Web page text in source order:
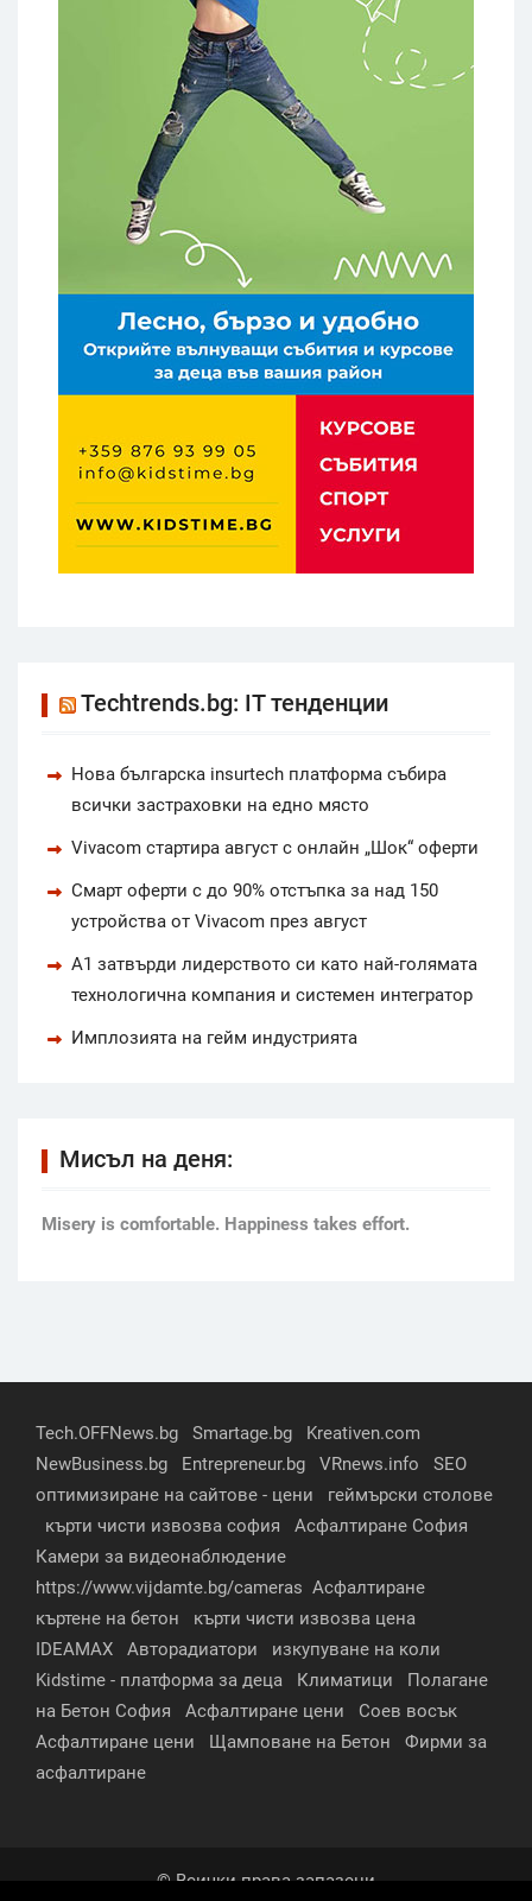
Techtrends.bg: IT тенденции
Нова българска insurtech платформа събира
всички застраховки на едно място
Vivacom стартира август с онлайн „Шок“ оферти
Смарт оферти с до 90% отстъпка за над 150
устройства от Vivacom през август
А1 затвърди лидерството си като най-голямата
технологична компания и системен интегратор
Имплозията на гейм индустрията
Мисъл на деня:
Мisery is comfortable. Happiness takes effort.
Tech.OFFNews.bg Smartage.bg
Kreativen.com
NewBusiness.bg
Entrepreneur.bg VRnews.info
SEO
оптимизиране на сайтове - цени
геймърски столове
кърти чисти извозва софия
Асфалтиране София
Камери за видеонаблюдение
https://www.vijdamte.bg/cameras Асфалтиране
къртене на бетон
кърти чисти извозва цена
IDEAMAX
Авторадиатори
изкупуване на коли
Kidstime - платформа за деца
Климатици
Полагане
на Бетон София
Асфалтиране цени
Соев восък
Асфалтиране цени
Щамповане на Бетон
Фирми за
асфалтиране
© Всички права запазени